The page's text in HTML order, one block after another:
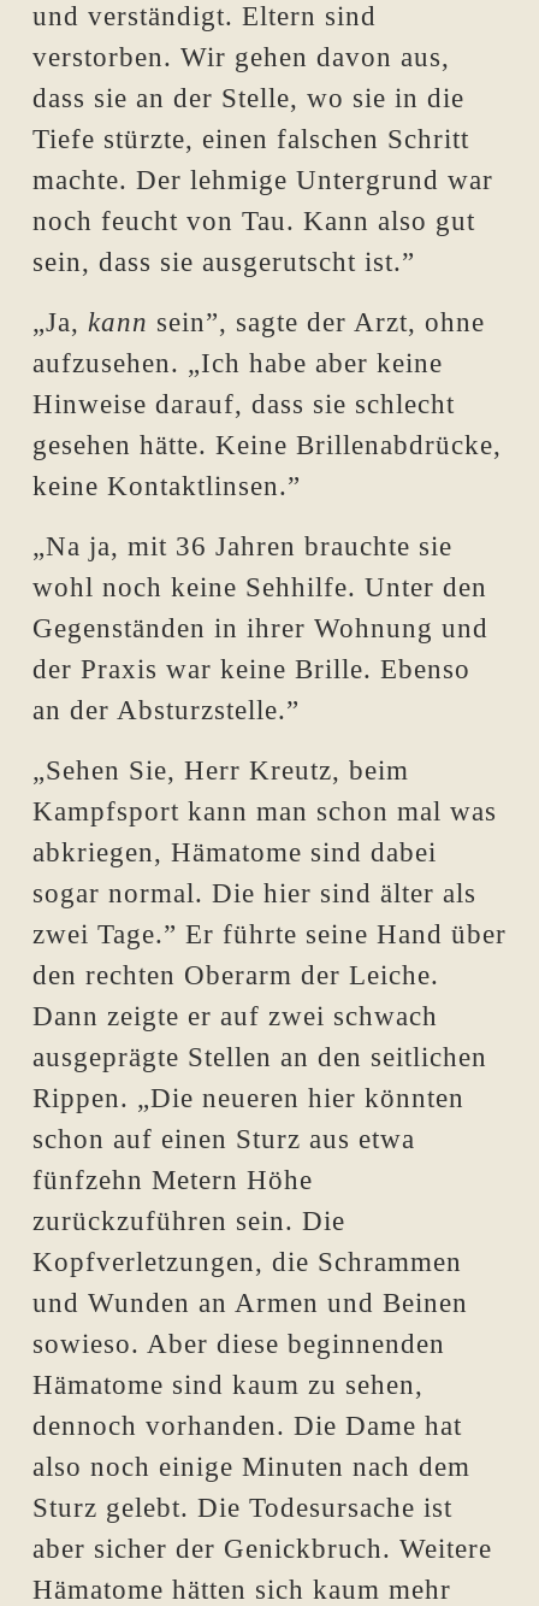
und verständigt. Eltern sind
verstorben. Wir gehen davon aus,
dass sie an der Stelle, wo sie in die
Tiefe stürzte, einen falschen Schritt
machte. Der lehmige Untergrund war
noch feucht von Tau. Kann also gut
sein, dass sie ausgerutscht ist.”
„Ja, kann sein”, sagte der Arzt, ohne
aufzusehen. „Ich habe aber keine
Hinweise darauf, dass sie schlecht
gesehen hätte. Keine Brillenabdrücke,
keine Kontaktlinsen.”
„Na ja, mit 36 Jahren brauchte sie
wohl noch keine Sehhilfe. Unter den
Gegenständen in ihrer Wohnung und
der Praxis war keine Brille. Ebenso
an der Absturzstelle.”
„Sehen Sie, Herr Kreutz, beim
Kampfsport kann man schon mal was
abkriegen, Hämatome sind dabei
sogar normal. Die hier sind älter als
zwei Tage.” Er führte seine Hand über
den rechten Oberarm der Leiche.
Dann zeigte er auf zwei schwach
ausgeprägte Stellen an den seitlichen
Rippen. „Die neueren hier könnten
schon auf einen Sturz aus etwa
fünfzehn Metern Höhe
zurückzuführen sein. Die
Kopfverletzungen, die Schrammen
und Wunden an Armen und Beinen
sowieso. Aber diese beginnenden
Hämatome sind kaum zu sehen,
dennoch vorhanden. Die Dame hat
also noch einige Minuten nach dem
Sturz gelebt. Die Todesursache ist
aber sicher der Genickbruch. Weitere
Hämatome hätten sich kaum mehr